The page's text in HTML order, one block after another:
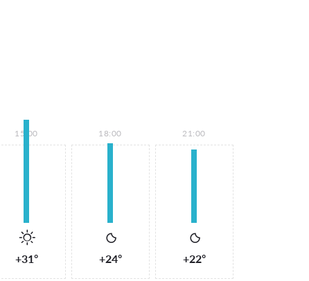
15:00
+31°
18:00
+24°
21:00
+22°